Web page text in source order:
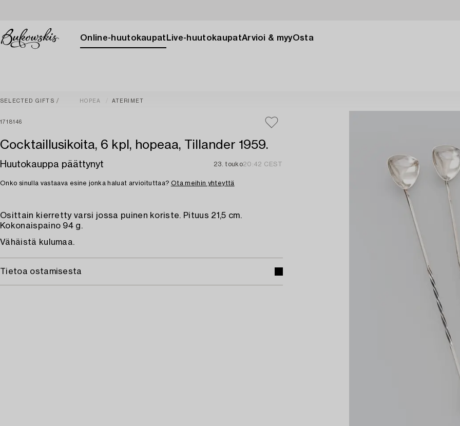
Online-huutokaupat Live-huutokaupatArvioi & myyOsta
SELECTED GIFTS HOPEA ATERIMET
1718146
Cocktaillusikoita, 6 kpl, hopeaa, Tillander 1959.
Huutokauppa päättynyt 23. touko20:42 CEST
Onko sinulla vastaava esine jonka haluat arvioituttaa? Ota meihin yhteyttä
Osittain kierretty varsi jossa puinen koriste. Pituus 21,5 cm.
Kokonaispaino 94 g.
Vähäistä kulumaa.
Tietoa ostamisesta